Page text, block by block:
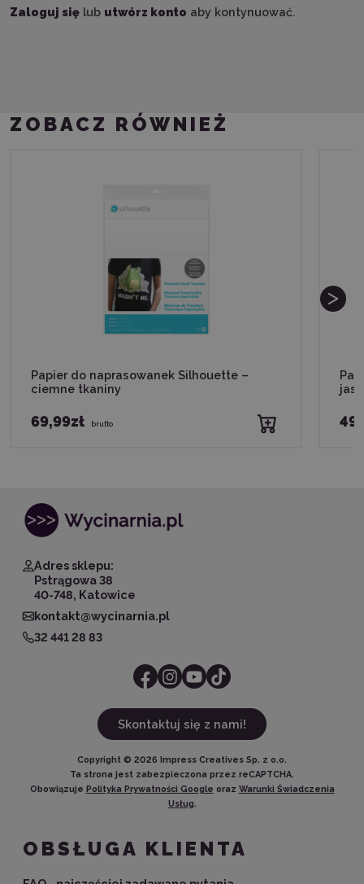
Zaloguj się lub utwórz konto aby kontynuować.
ZOBACZ RÓWNIEŻ
Papier do naprasowanek Silhouette –
ciemne tkaniny
69,99zł brutto
Adres sklepu:
Pstrągowa 38
40-748, Katowice
kontakt@wycinarnia.pl
32 441 28 83
Skontaktuj się z nami!
Copyright © 2026 Impress Creatives Sp. z o.o.
Ta strona jest zabezpieczona przez reCAPTCHA.
Obowiązuje Polityka Prywatności Google oraz Warunki Świadczenia
Usług.
OBSŁUGA KLIENTA